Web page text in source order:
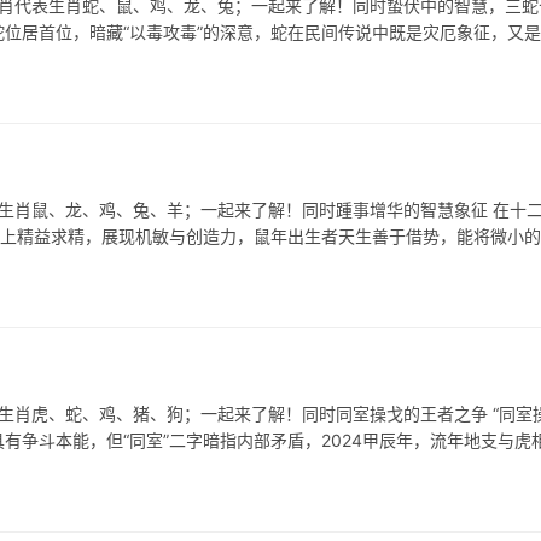
代表生肖蛇、鼠、鸡、龙、兔；一起来了解！同时蛰伏中的智慧，三
居首位，暗藏“以毒攻毒”的深意，蛇在民间传说中既是灾厄象征，又
肖鼠、龙、鸡、兔、羊；一起来了解！同时踵事增华的智慧象征 在十
精益求精，展现机敏与创造力，鼠年出生者天生善于借势，能将微小
虎、蛇、鸡、猪、狗；一起来了解！同时同室操戈的王者之争 “同室
争斗本能，但“同室”二字暗指内部矛盾，2024甲辰年，流年地支与虎